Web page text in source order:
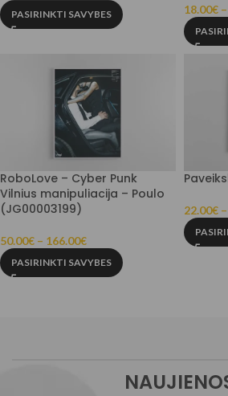
PASIRINKTI SAVYBES 18.00€ –
RoboLove – Cyber Punk
Vilnius manipuliacija – Poulo
(JG00003199)
50.00€ – 166.00€
PASIRINKTI SAVYBES
22.00€ –